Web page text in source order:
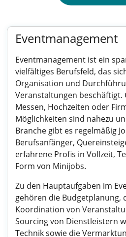
Eventmanagement
Eventmanagement ist ein
vielfältiges Berufsfeld, das
Organisation und
Veranstaltungen beschäftigt.
Messen, Hochzeiten oder
Möglichkeiten sind nahezu
Branche gibt es regelmäßig
Berufsanfänger,
erfahrene Profis in Vollzeit,
Form von Minijobs.
Zu den Hauptaufgaben im
gehören die Budgetplanung,
Koordination von
Sourcing von Dienstleistern
Technik sowie die